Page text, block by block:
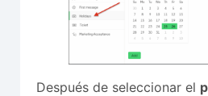
Después de seleccionar el